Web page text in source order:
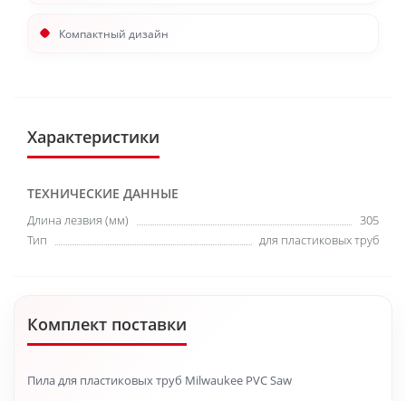
Компактный дизайн
Характеристики
ТЕХНИЧЕСКИЕ ДАННЫЕ
Длина лезвия (мм)
305
Тип
для пластиковых труб
Комплект поставки
Пила для пластиковых труб Milwaukee PVC Saw